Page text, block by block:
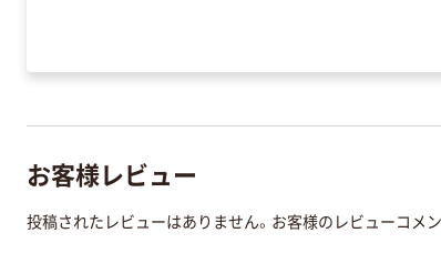
お客様レビュー
投稿されたレビューはありません。お客様のレビューコメ